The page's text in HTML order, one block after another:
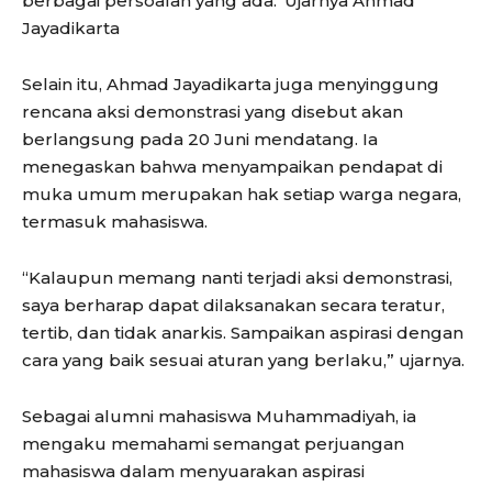
Jayadikarta
Selain itu, Ahmad Jayadikarta juga menyinggung
rencana aksi demonstrasi yang disebut akan
berlangsung pada 20 Juni mendatang. Ia
menegaskan bahwa menyampaikan pendapat di
muka umum merupakan hak setiap warga negara,
termasuk mahasiswa.
“Kalaupun memang nanti terjadi aksi demonstrasi,
saya berharap dapat dilaksanakan secara teratur,
tertib, dan tidak anarkis. Sampaikan aspirasi dengan
cara yang baik sesuai aturan yang berlaku,” ujarnya.
Sebagai alumni mahasiswa Muhammadiyah, ia
mengaku memahami semangat perjuangan
mahasiswa dalam menyuarakan aspirasi